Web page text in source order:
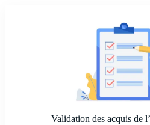
Validation des acquis de